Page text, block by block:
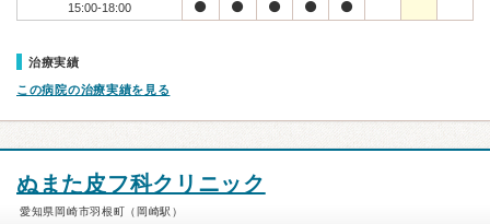
15:00-18:00
治療実績
この病院の治療実績を見る
ぬまた皮フ科クリニック
愛知県岡崎市羽根町（岡崎駅）